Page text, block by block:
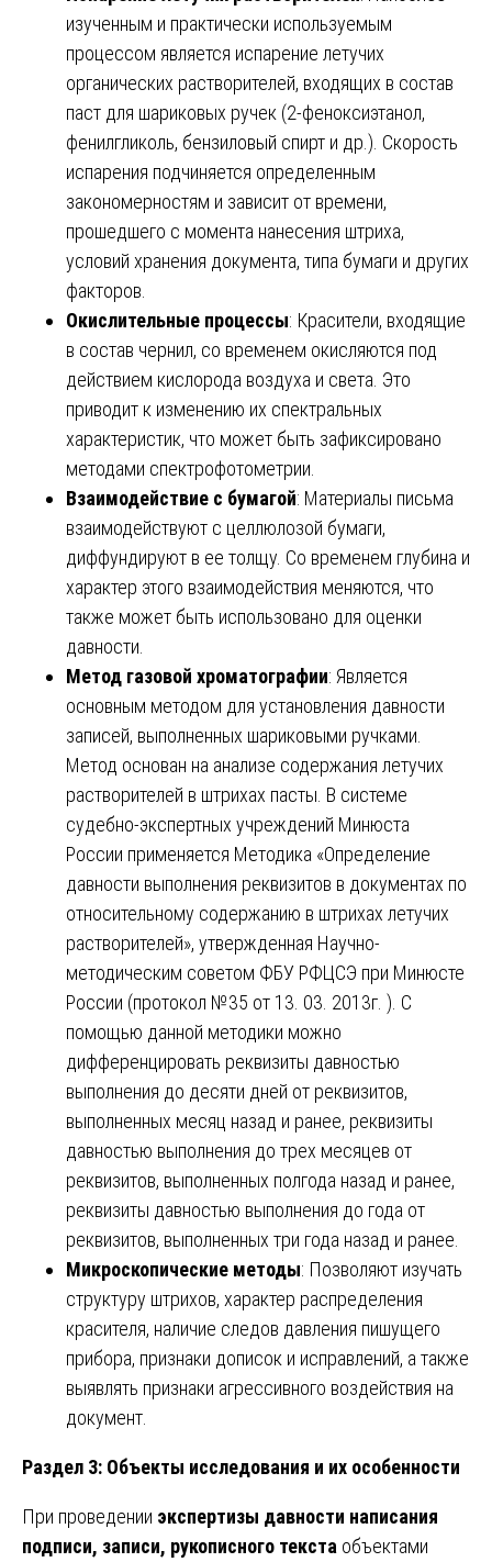
изученным и практически используемым
процессом является испарение летучих
органических растворителей, входящих в состав
паст для шариковых ручек (2-феноксиэтанол,
фенилгликоль, бензиловый спирт и др.). Скорость
испарения подчиняется определенным
закономерностям и зависит от времени,
прошедшего с момента нанесения штриха,
условий хранения документа, типа бумаги и других
факторов.
Окислительные процессы: Красители, входящие
в состав чернил, со временем окисляются под
действием кислорода воздуха и света. Это
приводит к изменению их спектральных
характеристик, что может быть зафиксировано
методами спектрофотометрии.
Взаимодействие с бумагой: Материалы письма
взаимодействуют с целлюлозой бумаги,
диффундируют в ее толщу. Со временем глубина и
характер этого взаимодействия меняются, что
также может быть использовано для оценки
давности.
Метод газовой хроматографии: Является
основным методом для установления давности
записей, выполненных шариковыми ручками.
Метод основан на анализе содержания летучих
растворителей в штрихах пасты. В системе
судебно-экспертных учреждений Минюста
России применяется Методика «Определение
давности выполнения реквизитов в документах по
относительному содержанию в штрихах летучих
растворителей», утвержденная Научно-
методическим советом ФБУ РФЦСЭ при Минюсте
России (протокол №35 от 13. 03. 2013г. ). С
помощью данной методики можно
дифференцировать реквизиты давностью
выполнения до десяти дней от реквизитов,
выполненных месяц назад и ранее, реквизиты
давностью выполнения до трех месяцев от
реквизитов, выполненных полгода назад и ранее,
реквизиты давностью выполнения до года от
реквизитов, выполненных три года назад и ранее.
Микроскопические методы: Позволяют изучать
структуру штрихов, характер распределения
красителя, наличие следов давления пишущего
прибора, признаки дописок и исправлений, а также
выявлять признаки агрессивного воздействия на
документ.
Раздел 3: Объекты исследования и их особенности
При проведении экспертизы давности написания
подписи, записи, рукописного текста объектами